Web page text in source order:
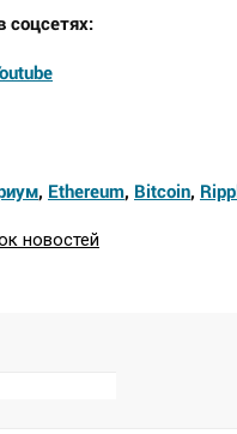
соцсетях:
, Ethereum, Bitcoin,
новостей